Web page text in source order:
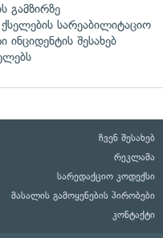
გამზირზე
სარეაბილიტაციო
შესახებ
ჩვენ შესახებ
რეკლამა
სარედაქციო კოდექსი
მასალის გამოყენების პირობები
კონტაქტი